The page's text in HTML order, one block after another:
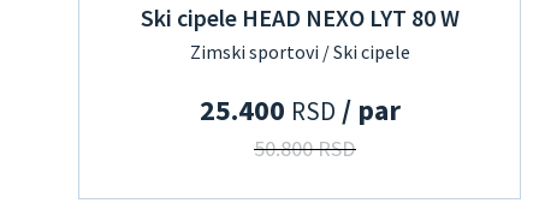
Ski cipele HEAD NEXO LYT 80 W
Zimski sportovi / Ski cipele
25.400 RSD / par
50.800 RSD